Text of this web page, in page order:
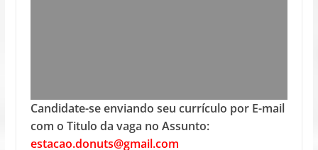
Candidate-se enviando seu currículo por E-mail
com o Titulo da vaga no Assunto:
estacao.donuts@gmail.com